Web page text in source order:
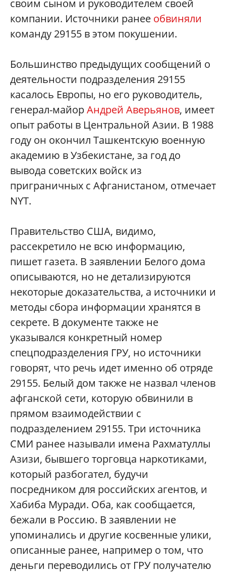
своим сыном и руководителем своей
компании. Источники ранее обвиняли
команду 29155 в этом покушении.
Большинство предыдущих сообщений о
деятельности подразделения 29155
касалось Европы, но его руководитель,
генерал-майорАндрей Аверьянов, имеет
опыт работы в Центральной Азии. В 1988
году он окончил Ташкентскую военную
академию в Узбекистане, за год до
вывода советских войск из
приграничных с Афганистаном, отмечает
NYT.
Правительство США, видимо,
рассекретило не всю информацию,
пишет газета. В заявлении Белого дома
описываются, но не детализируются
некоторые доказательства, а источники и
методы сбора информации хранятся в
секрете. В документе также не
указывался конкретный номер
спецподразделения ГРУ, но источники
говорят, что речь идет именно об отряде
29155. Белый дом также не назвал членов
афганской сети, которую обвинили в
прямом взаимодействии с
подразделением 29155. Три источника
СМИ ранее называли имена Рахматуллы
Азизи, бывшего торговца наркотиками,
который разбогател, будучи
посредником для российских агентов, и
Хабиба Муради. Оба, как сообщается,
бежали в Россию. В заявлении не
упоминались и другие косвенные улики,
описанные ранее, например о том, что
деньги переводились от ГРУ получателю